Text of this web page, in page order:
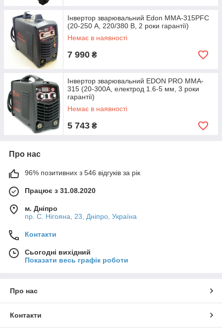
Інвертор зварювальний Edon MMA-315PFC
(20-250 А, 220/380 В, 2 роки гарантії)
Немає в наявності
7 990 ₴
Інвертор зварювальний EDON PRO MMA-
315 (20-300А, електрод 1.6-5 мм, 3 роки
гарантії)
Немає в наявності
5 743 ₴
Про нас
96% позитивних з 546 відгуків за рік
Працює з 31.08.2020
м. Дніпро
пр. С. Нігояна, 23, Дніпро, Україна
Контакти
Сьогодні вихідний
Показати весь графік роботи
Про нас
Контакти